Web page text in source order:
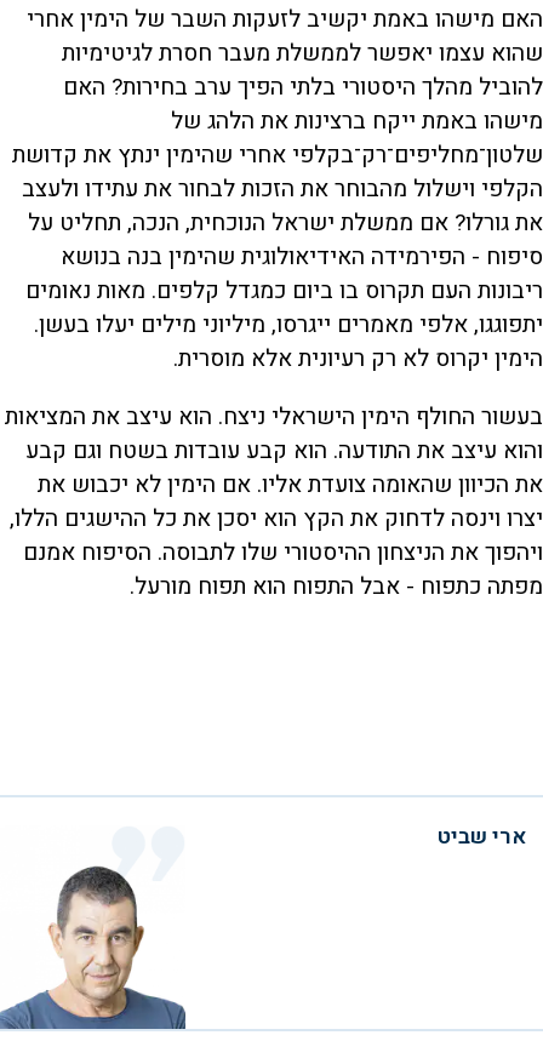
האם מישהו באמת יקשיב לזעקות השבר של הימין אחרי
שהוא עצמו יאפשר לממשלת מעבר חסרת לגיטימיות
להוביל מהלך היסטורי בלתי הפיך ערב בחירות? האם
מישהו באמת ייקח ברצינות את הלהג של
שלטון־מחליפים־רק־בקלפי אחרי שהימין ינתץ את קדושת
הקלפי וישלול מהבוחר את הזכות לבחור את עתידו ולעצב
את גורלו? אם ממשלת ישראל הנוכחית, הנכה, תחליט על
סיפוח - הפירמידה האידיאולוגית שהימין בנה בנושא
ריבונות העם תקרוס בו ביום כמגדל קלפים. מאות נאומים
יתפוגגו, אלפי מאמרים ייגרסו, מיליוני מילים יעלו בעשן.
הימין יקרוס לא רק רעיונית אלא מוסרית.
בעשור החולף הימין הישראלי ניצח. הוא עיצב את המציאות
והוא עיצב את התודעה. הוא קבע עובדות בשטח וגם קבע
את הכיוון שהאומה צועדת אליו. אם הימין לא יכבוש את
יצרו וינסה לדחוק את הקץ הוא יסכן את כל ההישגים הללו,
ויהפוך את הניצחון ההיסטורי שלו לתבוסה. הסיפוח אמנם
מפתה כתפוח - אבל התפוח הוא תפוח מורעל.
ארי שביט